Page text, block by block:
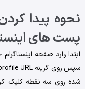
نحوه پیدا
پست ‌های
ابتدا وارد صفحه
شده روی سه ‌نقطه کلیک